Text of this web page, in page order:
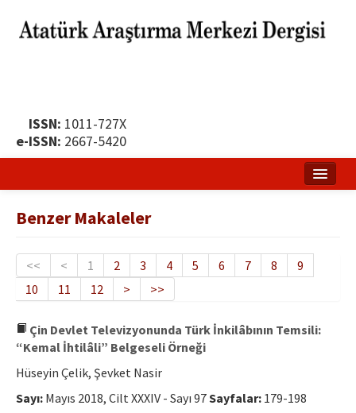
ISSN: 1011-727X
e-ISSN: 2667-5420
Yayın Politikası
Dergi Kurulları
Yayın İlkeleri
Yazar Rehberi
Benzer Makaleler
<< < 1 2 3 4 5 6 7 8
9
10
11 12 > >>
Çin Devlet Televizyonunda Türk İnkilâbının Temsili:
“Kemal İhtilâli” Belgeseli Örneği
Hüseyin Çelik, Şevket Nasir
Sayı: Mayıs 2018, Cilt XXXIV - Sayı 97Sayfalar: 179-198